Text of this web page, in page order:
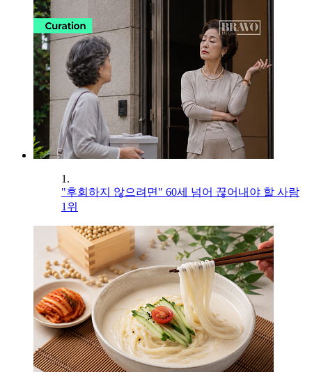
1.
"후회하지 않으려면" 60세 넘어 끊어내야 할 사람
1위